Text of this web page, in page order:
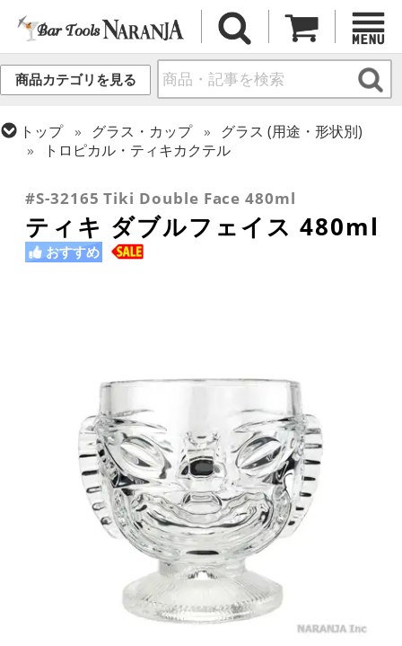
商品カテゴリを見る
トップ グラス・カップ
グラス (用途・形状別)
トロピカル・ティキカクテル
その他ブランド
#S-32165 Tiki Double Face 480ml
ティキ ダブルフェイス 480ml
おすすめ